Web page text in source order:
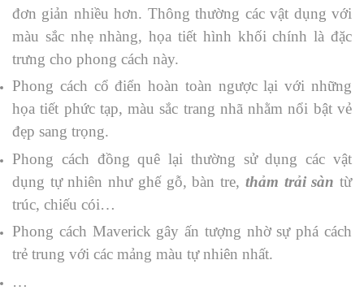
đơn giản nhiều hơn. Thông thường các vật dụng với
màu sắc nhẹ nhàng, họa tiết hình khối chính là đặc
trưng cho phong cách này.
Phong cách cổ điển hoàn toàn ngược lại với những
họa tiết phức tạp, màu sắc trang nhã nhằm nổi bật vẻ
đẹp sang trọng.
Phong cách đồng quê lại thường sử dụng các vật
dụng tự nhiên như ghế gỗ, bàn tre, thảm trải sàntừ
trúc, chiếu cói…
Phong cách Maverick gây ấn tượng nhờ sự phá cách
trẻ trung với các mảng màu tự nhiên nhất.
…